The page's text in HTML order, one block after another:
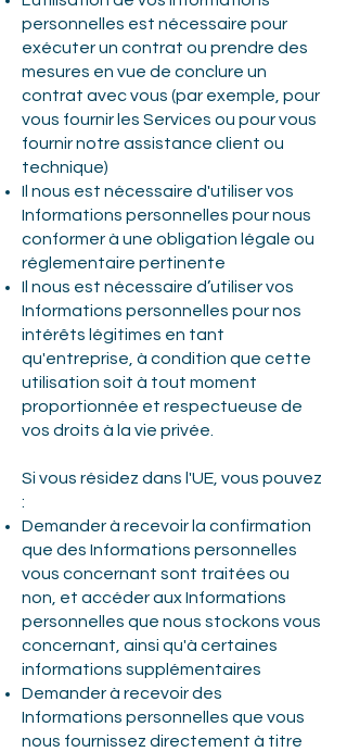
personnelles est nécessaire pour
exécuter un contrat ou prendre des
mesures en vue de conclure un
contrat avec vous (par exemple, pour
vous fournir les Services ou pour vous
fournir notre assistance client ou
technique)
Il nous est nécessaire d'utiliser vos
Informations personnelles pour nous
conformer à une obligation légale ou
réglementaire pertinente
Il nous est nécessaire d’utiliser vos
Informations personnelles pour nos
intérêts légitimes en tant
qu'entreprise, à condition que cette
utilisation soit à tout moment
proportionnée et respectueuse de
vos droits à la vie privée.
Si vous résidez dans l'UE, vous pouvez
:
Demander à recevoir la confirmation
que des Informations personnelles
vous concernant sont traitées ou
non, et accéder aux Informations
personnelles que nous stockons vous
concernant, ainsi qu'à certaines
informations supplémentaires
Demander à recevoir des
Informations personnelles que vous
nous fournissez directement à titre